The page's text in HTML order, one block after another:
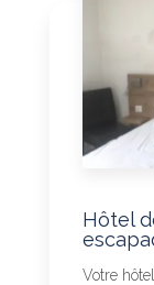
Hôtel
Votre